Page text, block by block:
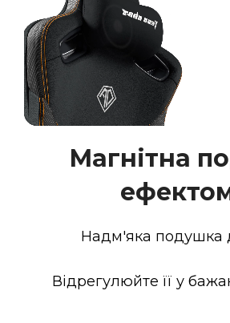
Магнітна
Надм'яка подушка
Відрегулюйте її у